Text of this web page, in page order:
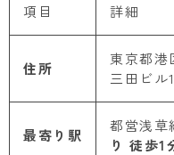
項目 詳細
住所
東京都港
三田ビル
最寄り駅
都営浅草
り 徒歩1